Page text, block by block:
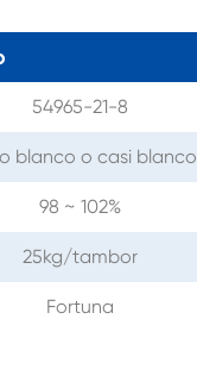
54965-21-8
blanco o casi blanco
98 ~ 102%
25kg/tambor
Fortuna